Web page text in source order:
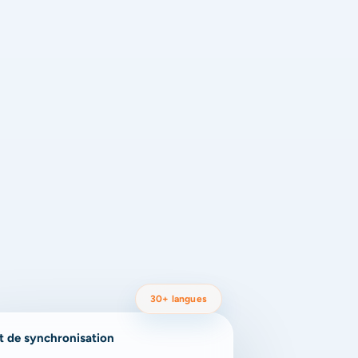
30+ langues
de synchronisation